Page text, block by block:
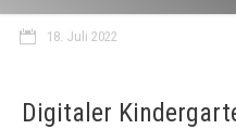
18. Juli 2022
Digitaler